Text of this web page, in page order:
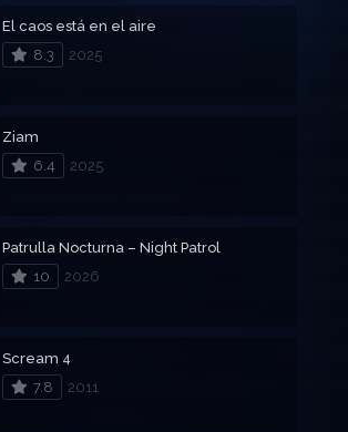
El caos está en el aire
8.3
2025
Ziam
6.4
2025
Patrulla Nocturna – Night Patrol
10
2026
Scream 4
7.8
2011